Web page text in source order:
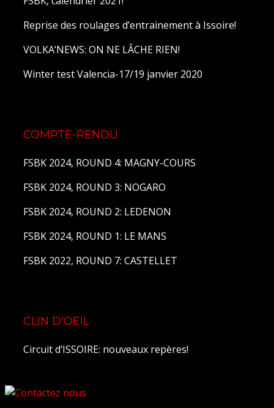
Reprise des roulages d’entrainement à Issoire!
VOLKA’NEWS: ON NE LÂCHE RIEN!
Winter test Valencia-17/19 janvier 2020
COMPTE-RENDU
FSBK 2024, ROUND 4: MAGNY-COURS
FSBK 2024, ROUND 3: NOGARO
FSBK 2024, ROUND 2: LEDENON
FSBK 2024, ROUND 1: LE MANS
FSBK 2022, ROUND 7: CASTELLET
CLIN D'OEIL
Circuit d’ISSOIRE: nouveaux repères!